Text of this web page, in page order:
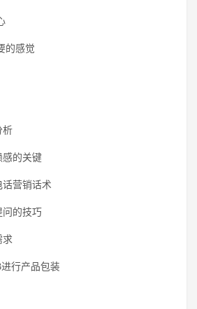
的感觉
析
感的关键
营销话术
问的技巧
求
行产品包装